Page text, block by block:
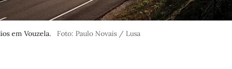
em Vouzela. Foto: Paulo Novais / Lusa